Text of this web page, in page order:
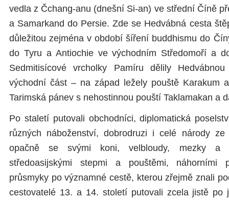
vedla z Čchang-anu (dnešní Si-an) ve střední Číně
a Samarkand do Persie. Zde se Hedvábná cesta
důležitou zejména v období šíření buddhismu do
do Tyru a Antiochie ve východním Středomoří a
Sedmitisícové vrcholky Pamíru dělily
východní část – na západ ležely pouště Karakum
Tarimská pánev s nehostinnou pouští Taklamakan a
Po staletí putovali obchodníci, diplomatická
různých náboženství, dobrodruzi i celé národy
opačně se svými koni, velbloudy, mezky a
středoasijskými stepmi a pouštěmi, náhorními
průsmyky po významné cestě, kterou zřejmě znali
cestovatelé 13. a 14. století putovali zcela jistě po